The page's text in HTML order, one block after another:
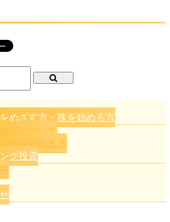
めざす方・株を始める方
ログについて
ら株を始める方
グ投資